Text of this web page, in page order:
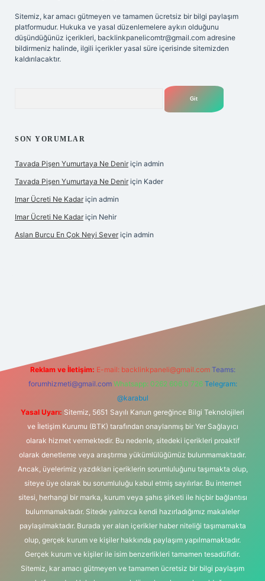
Sitemiz, kar amacı gütmeyen ve tamamen ücretsiz bir bilgi paylaşım
platformudur. Hukuka ve yasal düzenlemelere aykırı olduğunu
düşündüğünüz içerikleri, backlinkpanelicomtr@gmail.com adresine
bildirmeniz halinde, ilgili içerikler yasal süre içerisinde sitemizden
kaldırılacaktır.
SON YORUMLAR
Tavada Pişen Yumurtaya Ne Denir için admin
Tavada Pişen Yumurtaya Ne Denir için Kader
Imar Ücreti Ne Kadar için admin
Imar Ücreti Ne Kadar için Nehir
Aslan Burcu En Çok Neyi Sever için admin
elexbetgiris.org
Reklam ve İletişim: E-mail: backlinkpaneli@gmail.com Teams:
forumhizmeti@gmail.com Whatsapp: 0262 606 0 726 Telegram:
@karabul
Yasal Uyarı: Sitemiz, 5651 Sayılı Kanun gereğince Bilgi Teknolojileri
ve İletişim Kurumu (BTK) tarafından onaylanmış bir Yer Sağlayıcı
olarak hizmet vermektedir. Bu nedenle, sitedeki içerikleri proaktif
olarak denetleme veya araştırma yükümlülüğümüz bulunmamaktadır.
Ancak, üyelerimiz yazdıkları içeriklerin sorumluluğunu taşımakta olup,
siteye üye olarak bu sorumluluğu kabul etmiş sayılırlar. Bu internet
sitesi, herhangi bir marka, kurum veya şahıs şirketi ile hiçbir bağlantısı
bulunmamaktadır. Sitede yalnızca kendi hazırladığımız makaleler
paylaşılmaktadır. Burada yer alan içerikler haber niteliği taşımamakta
olup, gerçek kurum ve kişiler hakkında paylaşım yapılmamaktadır.
Gerçek kurum ve kişiler ile isim benzerlikleri tamamen tesadüfidir.
Sitemiz, kar amacı gütmeyen ve tamamen ücretsiz bir bilgi paylaşım